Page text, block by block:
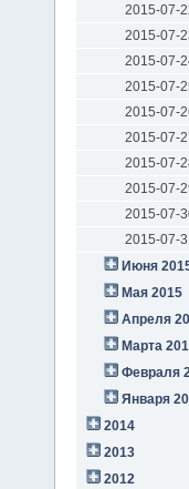
2015-07-
2015-07-
2015-07-
2015-07-
2015-07-
2015-07-
2015-07-
2015-07-
2015-07-
2015-07-
Июня
Мая 2015
Апреля
Марта
Февраля
Января
2014
2013
2012